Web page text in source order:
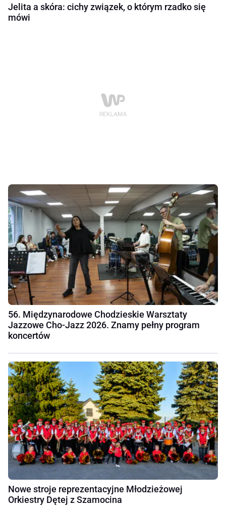
Jelita a skóra: cichy związek, o którym rzadko się
mówi
56. Międzynarodowe Chodzieskie Warsztaty
Jazzowe Cho-Jazz 2026. Znamy pełny program
koncertów
Nowe stroje reprezentacyjne Młodzieżowej
Orkiestry Dętej z Szamocina